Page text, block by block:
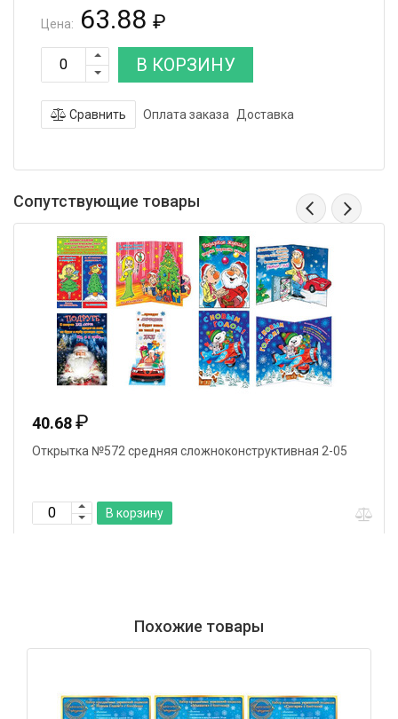
Цена: 63.88 ₽
В КОРЗИНУ
Сравнить Оплата заказа Доставка
Сопутствующие товары
40.68₽
Открытка №572 средняя сложноконструктивная 2-05
В корзину
Похожие товары